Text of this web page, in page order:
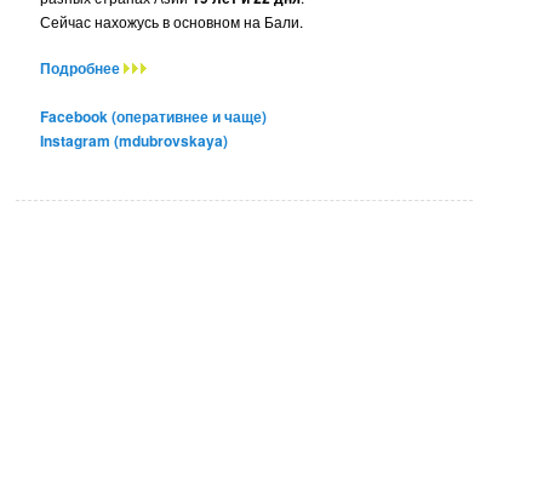
Сейчас нахожусь в основном на Бали.
Подробнее
Facebook (оперативнее и чаще)
Instagram (mdubrovskaya)